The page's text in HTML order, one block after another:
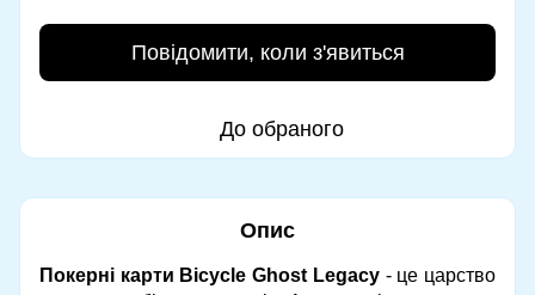
Повідомити, коли з'явиться
До обраного
Опис
Покерні карти Bicycle Ghost Legacy- це царство